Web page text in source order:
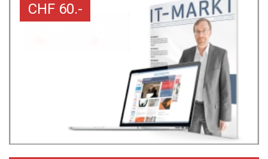
CHF 60.-